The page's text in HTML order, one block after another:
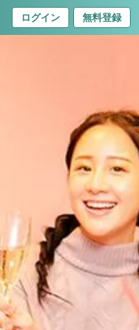
ログイン 無料登録